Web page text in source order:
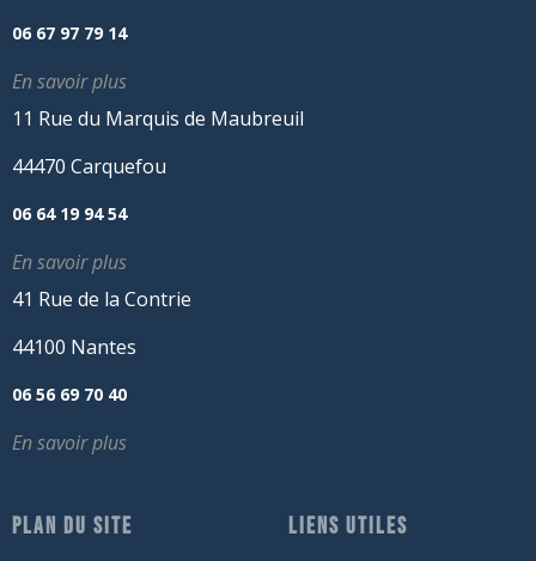
06 67 97 79 14
En savoir plus
11 Rue du Marquis de Maubreuil
44470 Carquefou
06 64 19 94 54
En savoir plus
41 Rue de la Contrie
44100 Nantes
06 56 69 70 40
En savoir plus
PLAN DU SITE LIENS UTILES